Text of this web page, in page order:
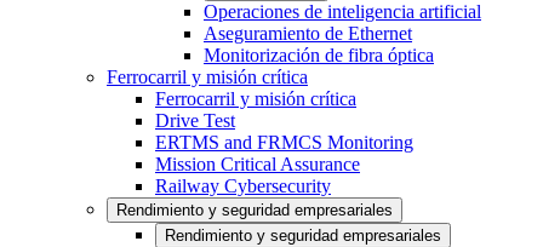
Operaciones de inteligencia artificial
Aseguramiento de Ethernet
Monitorización de fibra óptica
Ferrocarril y misión crítica
Ferrocarril y misión crítica
Drive Test
ERTMS and FRMCS Monitoring
Mission Critical Assurance
Railway Cybersecurity
Rendimiento y seguridad empresariales
Rendimiento y seguridad empresariales